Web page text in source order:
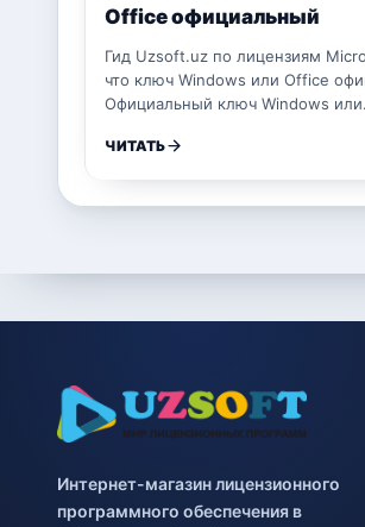
Office официальный
Гид Uzsoft.uz по лицензиям
что ключ Windows или Office
Официальный ключ Windows
ЧИТАТЬ
Интернет-магазин лицензионного
программного обеспечения в